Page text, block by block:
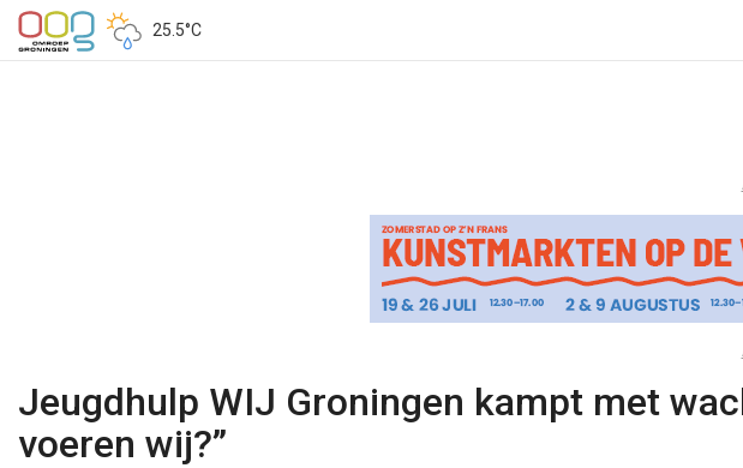
25.5°C
Jeugdhulp WIJ Groningen kampt met
voeren wij?”